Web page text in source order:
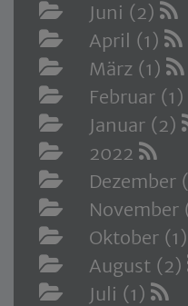
Juni (2)
April (1)
März (1)
Februar (1)
Januar (2)
2022
Dezember
November
Oktober (1)
August (2)
Juli (1)